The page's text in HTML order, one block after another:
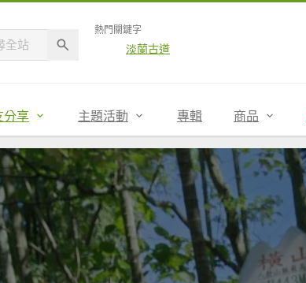
熱門關鍵字
淡蘭古道
分享 主題活動 專輯 商品